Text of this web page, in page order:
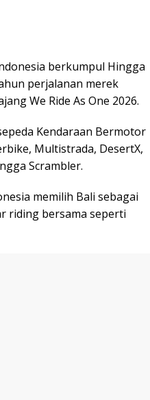
berkumpul Hingga
perjalanan merek
We Ride As One 2026.
Kendaraan Bermotor
Multistrada, DesertX,
Scrambler.
memilih Bali sebagai
riding bersama seperti